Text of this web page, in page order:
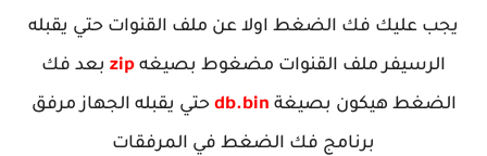
يجب عليك فك الضغط اولا عن ملف القنوات حتي يقبله
الرسيفر ملف القنوات مضغوط بصيغه zip بعد فك
الضغط هيكون بصيغة db.bin حتي يقبله الجهاز مرفق
برنامج فك الضغط في المرفقات